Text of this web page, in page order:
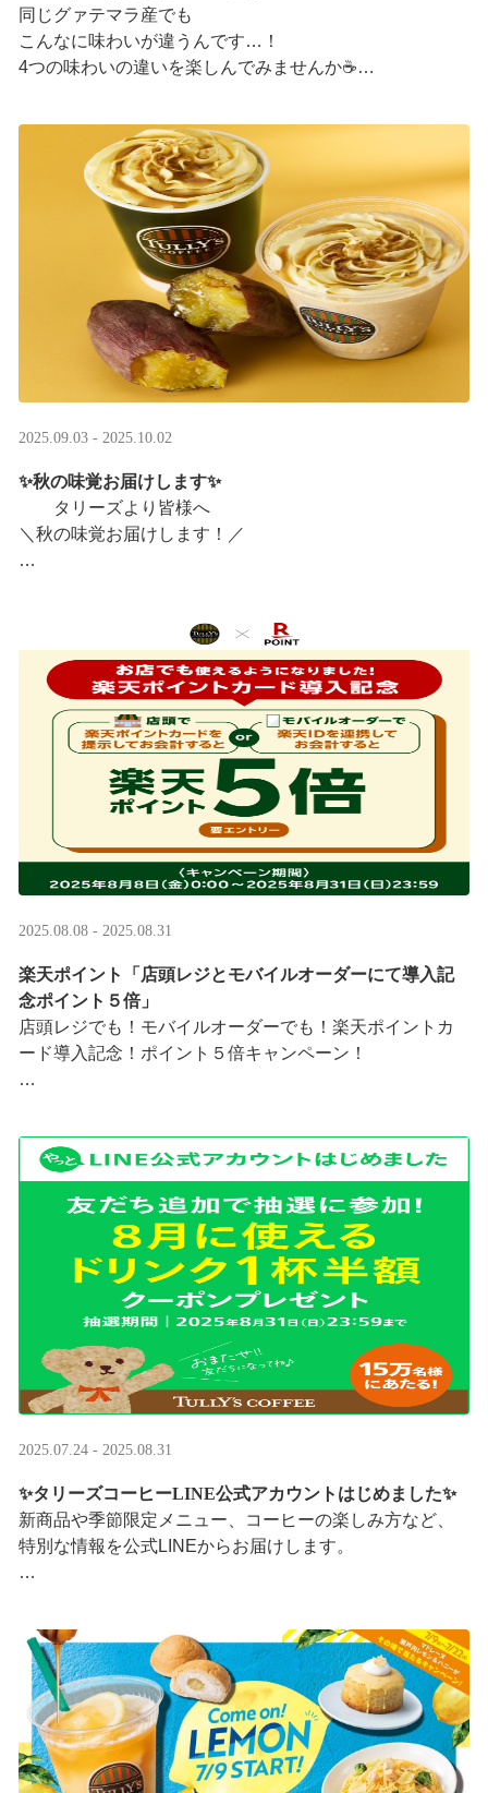
同じグァテマラ産でも
こんなに味わいが違うんです…！
4つの味わいの違いを楽しんでみませんか☕
グァテマラコーヒー体験イベントも実施中▼
2025.09.03 - 2025.10.02
✨秋の味覚お届けします✨
タリーズより皆様へ
＼秋の味覚お届けします！／
実りの秋らしいほっこりフードも続々登場です♪
涼しい店内で一足早い秋の訪 ···
2025.08.08 - 2025.08.31
楽天ポイント「店頭レジとモバイルオーダーにて導入記
念ポイント５倍」
店頭レジでも！モバイルオーダーでも！楽天ポイントカ
ード導入記念！ポイント５倍キャンペーン！
8/8（金）0:00～8/31 ···
2025.07.24 - 2025.08.31
✨タリーズコーヒーLINE公式アカウントはじめました✨
新商品や季節限定メニュー、コーヒーの楽しみ方など、
特別な情報を公式LINEからお届けします。
···